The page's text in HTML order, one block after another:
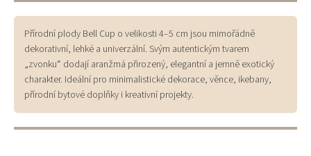
Přírodní plody Bell Cup o velikosti 4–5 cm jsou mimořádně
dekorativní, lehké a univerzální. Svým autentickým tvarem
„zvonku“ dodají aranžmá přirozený, elegantní a jemně exotický
charakter. Ideální pro minimalistické dekorace, věnce, ikebany,
přírodní bytové doplňky i kreativní projekty.